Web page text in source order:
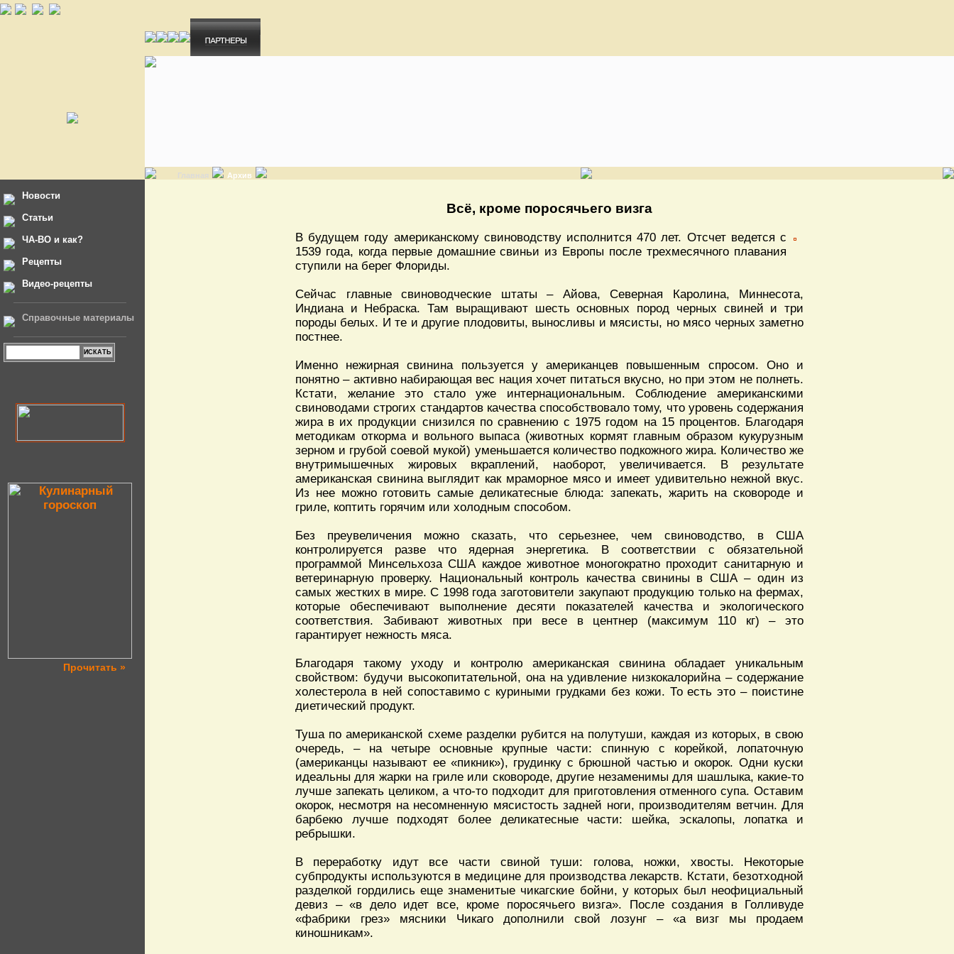
Главная Архив
Новости
Статьи
ЧА-ВО и как?
Рецепты
Видео-рецепты
Справочные материалы
Прочитать »
Всё, кроме поросячьего визга
В будущем году американскому свиноводству исполнится 470 лет. Отсчет ведется с
1539 года, когда первые домашние свиньи из Европы после трехмесячного плавания
ступили на берег Флориды.
Сейчас главные свиноводческие штаты – Айова, Северная Каролина, Миннесота,
Индиана и Небраска. Там выращивают шесть основных пород черных свиней и три
породы белых. И те и другие плодовиты, выносливы и мясисты, но мясо черных заметно
постнее.
Именно нежирная свинина пользуется у американцев повышенным спросом. Оно и
понятно – активно набирающая вес нация хочет питаться вкусно, но при этом не полнеть.
Кстати, желание это стало уже интернациональным. Cоблюдение американскими
свиноводами строгих стандартов качества способствовало тому, что уровень содержания
жира в их продукции снизился по сравнению с 1975 годом на 15 процентов. Благодаря
методикам откорма и вольного выпаса (животных кормят главным образом кукурузным
зерном и грубой соевой мукой) уменьшается количество подкожного жира. Количество же
внутримышечных жировых вкраплений, наоборот, увеличивается. В результате
американская свинина выглядит как мраморное мясо и имеет удивительно нежной вкус.
Из нее можно готовить самые деликатесные блюда: запекать, жарить на сковороде и
гриле, коптить горячим или холодным способом.
Без преувеличения можно сказать, что серьезнее, чем свиноводство, в США
контролируется разве что ядерная энергетика. В соответствии с обязательной
программой Минсельхоза США каждое животное моногократно проходит санитарную и
ветеринарную проверку. Национальный контроль качества свинины в США – один из
самых жестких в мире. С 1998 года заготовители закупают продукцию только на фермах,
которые обеспечивают выполнение десяти показателей качества и экологического
соответствия. Забивают животных при весе в центнер (максимум 110 кг) – это
гарантирует нежность мяса.
Благодаря такому уходу и контролю американская свинина обладает уникальным
свойством: будучи высокопитательной, она на удивление низкокалорийна – содержание
холестерола в ней сопоставимо с куриными грудками без кожи. То есть это – поистине
диетический продукт.
Туша по американской схеме разделки рубится на полутуши, каждая из которых, в свою
очередь, – на четыре основные крупные части: спинную с корейкой, лопаточную
(американцы называют ее «пикник»), грудинку с брюшной частью и окорок. Одни куски
идеальны для жарки на гриле или сковороде, другие незаменимы для шашлыка, какие-то
лучше запекать целиком, а что-то подходит для приготовления отменного супа. Оставим
окорок, несмотря на несомненную мясистость задней ноги, производителям ветчин. Для
барбекю лучше подходят более деликатесные части: шейка, эскалопы, лопатка и
ребрышки.
В переработку идут все части свиной туши: голова, ножки, хвосты. Некоторые
субпродукты используются в медицине для производства лекарств. Кстати, безотходной
разделкой гордились еще знаменитые чикагские бойни, у которых был неофициальный
девиз – «в дело идет все, кроме поросячьего визга». После создания в Голливуде
«фабрики грез» мясники Чикаго дополнили свой лозунг – «а визг мы продаем
киношникам».